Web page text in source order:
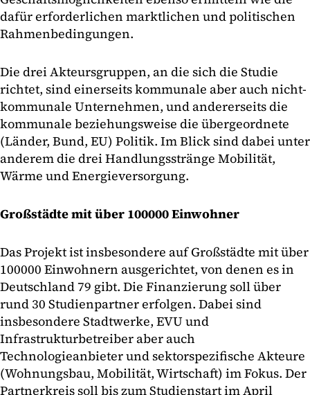
dafür erforderlichen marktlichen und politischen
Rahmenbedingungen.
Die drei Akteursgruppen, an die sich die Studie
richtet, sind einerseits kommunale aber auch nicht-
kommunale Unternehmen, und andererseits die
kommunale beziehungsweise die übergeordnete
(Länder, Bund, EU) Politik. Im Blick sind dabei unter
anderem die drei Handlungsstränge Mobilität,
Wärme und Energieversorgung.
Großstädte mit über 100000 Einwohner
Das Projekt ist insbesondere auf Großstädte mit über
100000 Einwohnern ausgerichtet, von denen es in
Deutschland 79 gibt. Die Finanzierung soll über
rund 30 Studienpartner erfolgen. Dabei sind
insbesondere Stadtwerke, EVU und
Infrastrukturbetreiber aber auch
Technologieanbieter und sektorspezifische Akteure
(Wohnungsbau, Mobilität, Wirtschaft) im Fokus. Der
Partnerkreis soll bis zum Studienstart im April